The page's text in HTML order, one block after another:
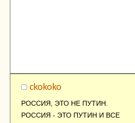
ckokoko
РОССИЯ, ЭТО НЕ ПУТИН.
РОССИЯ - ЭТО ПУТИН И ВСЕ